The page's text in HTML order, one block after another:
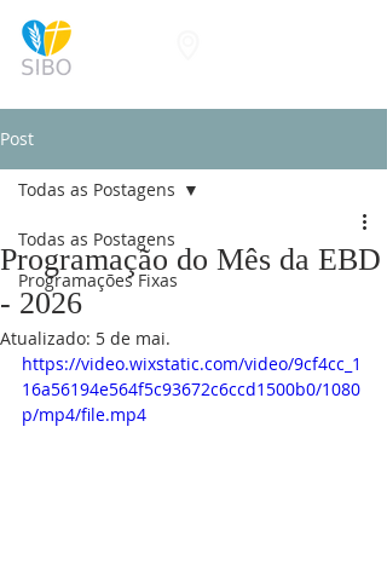
Post
Todas as Postagens
Programações Fixas
Todas as Postagens
Programação do Mês da EBD
- 2026
Atualizado: 5 de mai.
https://video.wixstatic.com/video/9cf4cc_1
16a56194e564f5c93672c6ccd1500b0/1080
p/mp4/file.mp4